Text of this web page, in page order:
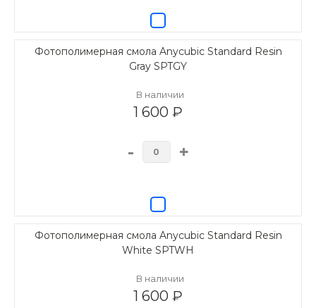
Фотополимерная смола Anycubic Standard Resin
Gray SPTGY
В наличии
1 600 ₽
- +
Фотополимерная смола Anycubic Standard Resin
White SPTWH
В наличии
1 600 ₽